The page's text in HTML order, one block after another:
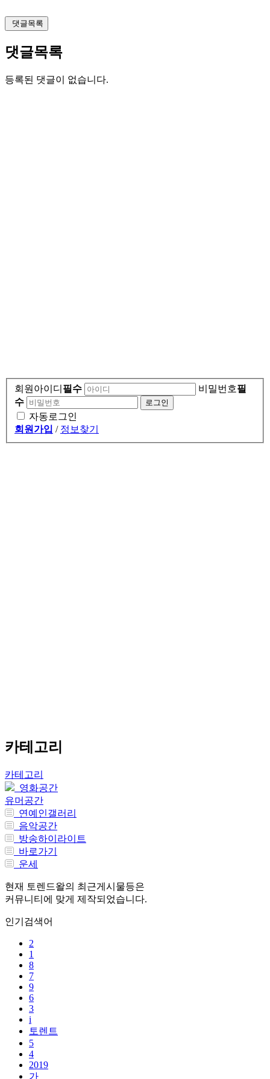
댓글목록
댓글목록
등록된 댓글이 없습니다.
회원아이디 필수 비밀번호필
수
자동로그인
회원가입 / 정보찾기
카테고리
카테고리
영화공간
유머공간
연예인갤러리
음악공간
방송하이라이트
바로가기
운세
현재 토렌드왈의 최근게시물등은
커뮤니티에 맞게 제작되었습니다.
인기검색어
2
1
8
7
9
6
3
i
토렌트
5
4
2019
가